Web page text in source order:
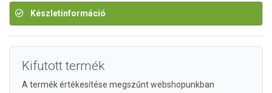
Készletinformáció
Kifutott termék
A termék értékesítése megszűnt webshopunkban